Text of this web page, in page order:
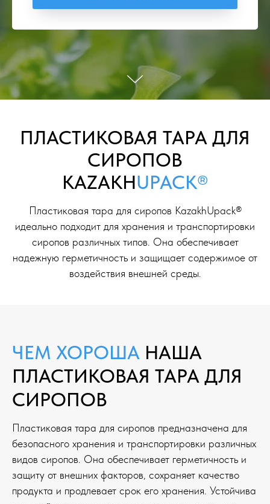
ПЛАСТИКОВАЯ ТАРА ДЛЯ
СИРОПОВ
KAZAKHUPACK®
Пластиковая тара для сиропов KazakhUpack®
идеально подходит для хранения и транспортировки
сиропов различных типов. Она обеспечивает
надежную герметичность и защищает содержимое от
воздействия внешней среды.
ЧЕМ ХОРОША НАША
ПЛАСТИКОВАЯ ТАРА ДЛЯ
СИРОПОВ
Пластиковая тара для сиропов предназначена для
безопасного хранения и транспортировки различных
видов сиропов. Она обеспечивает герметичность и
защиту от внешних факторов, сохраняет качество
продукта и продлевает срок его хранения. Устойчива